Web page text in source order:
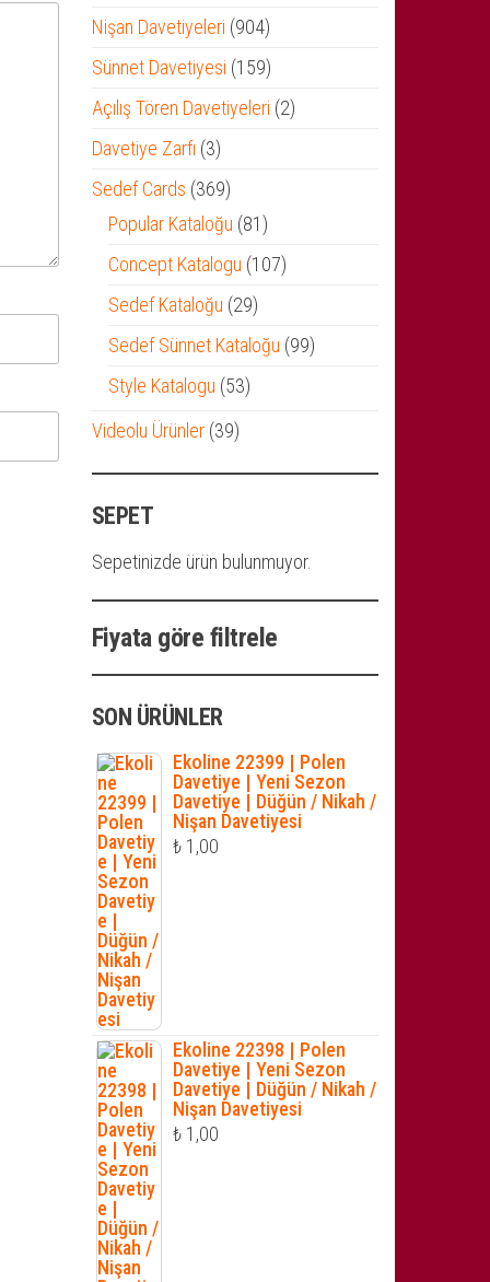
ürün
Nişan Davetiyeleri 904904
ürün
Sünnet Davetiyesi 159159
ürün
Açılış Tören Davetiyeleri 22
Davetiye Zarfı 33
ürün
Sedef Cards 369369
ürün
Popular Kataloğu 8181
ürün
Concept Katalogu 107107
Sedef Kataloğu 2929
ürün
Sedef Sünnet Kataloğu 9999
Style Katalogu 5353
Videolu Ürünler 3939
SEPET
Sepetinizde ürün bulunmuyor.
Fiyata göre filtrele
SON ÜRÜNLER
Ekoline 22399 | Polen
Davetiye | Yeni Sezon
Davetiye | Düğün / Nikah /
Nişan Davetiyesi
₺1,00
Ekoline 22398 | Polen
Davetiye | Yeni Sezon
Davetiye | Düğün / Nikah /
Nişan Davetiyesi
₺1,00